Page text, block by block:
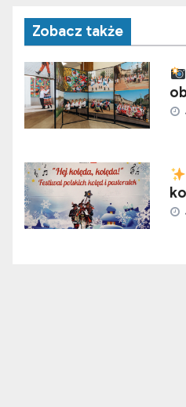
Zobacz także